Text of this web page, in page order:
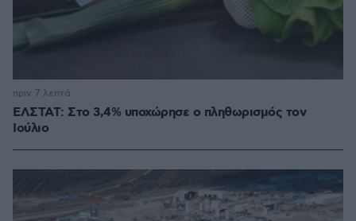
ΕΛΣΤΑΤ: Στο 3,4% υποχώρησε ο πληθωρισμός τον
Ιούλιο
πριν 7 λεπτά